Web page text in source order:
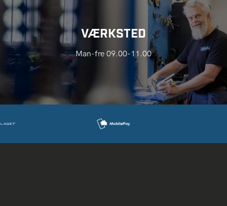
VÆRKSTED
Man-fre 09.00-11.00